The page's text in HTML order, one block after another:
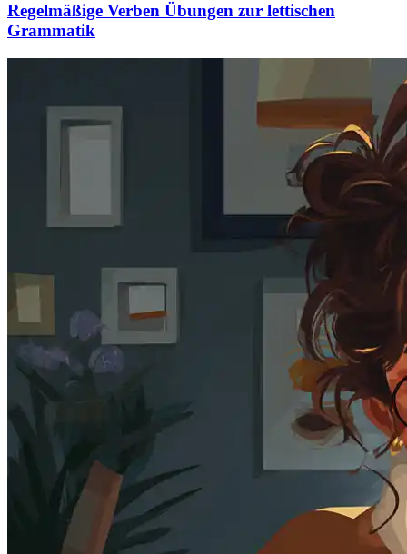
Regelmäßige Verben Übungen zur lettischen
Grammatik